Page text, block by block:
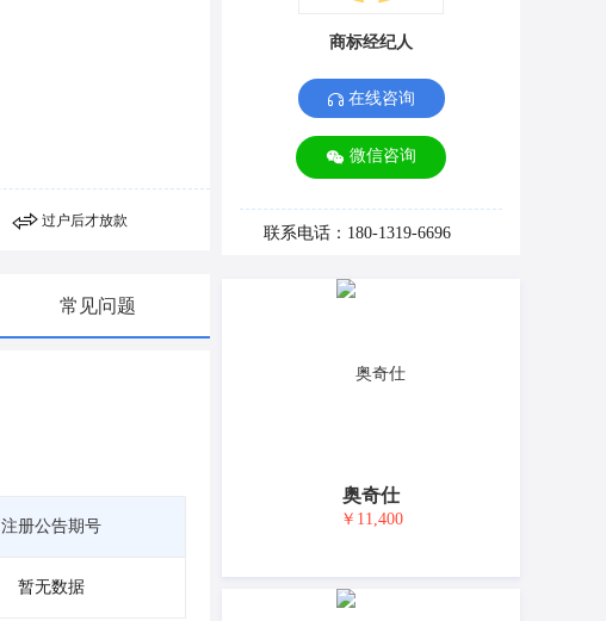
过户后才放款
常见问题
注册公告期号
暂无数据
商标经纪人
在线咨询
微信咨询
联系电话：180-1319-6696
奥奇仕
￥11,400